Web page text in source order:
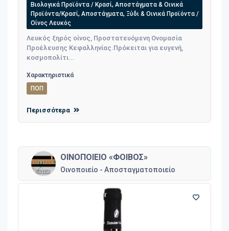
Βιολογικά Προϊόντα / Κρασί, Αποστάγματα & Οινικά
Προϊόντα/Κρασί, Αποστάγματα, Ξύδι & Οινικά Προϊόντα /
Οίνος Λευκός
Λευκός ξηρός οίνος, Προστατευόμενη Ονομασία
Προέλευσης Κεφαλληνίας.Πρόκειται για ευγενή,
κοσμοπολίτι...
Χαρακτηριστικά
ΠΟΠ
Περισσότερα
ΟΙΝΟΠΟΙΕΙΟ «ΦΟΙΒΟΣ»
Οινοποιείο - Αποσταγματοποιείο